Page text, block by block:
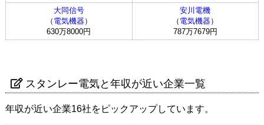
大同信号
（ 電気機器）
630万8000円
安川電機
（ 電気機器）
787万7679円
スタンレー電気と年収が近い企業一覧
年収が近い企業16社をピックアップしています。